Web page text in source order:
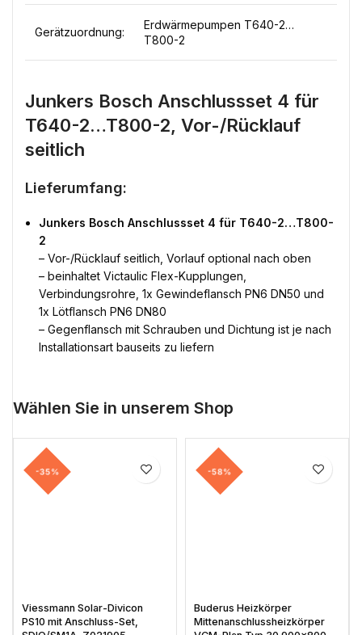
Gerätzuordnung:
Erdwärmepumpen T640-2…
T800-2
Junkers Bosch Anschlussset 4 für
T640-2…T800-2, Vor-/Rücklauf
seitlich
Lieferumfang:
Junkers Bosch Anschlussset 4 für T640-2…T800-
2
– Vor-/Rücklauf seitlich, Vorlauf optional nach oben
– beinhaltet Victaulic Flex-Kupplungen,
Verbindungsrohre, 1x Gewindeflansch PN6 DN50 und
1x Lötflansch PN6 DN80
– Gegenflansch mit Schrauben und Dichtung ist je nach
Installationsart bauseits zu liefern
Wählen Sie in unserem Shop
-35%
Viessmann Solar-Divicon
PS10 mit Anschluss-Set,
-58%
Buderus Heizkörper
Mittenanschlussheizkörper